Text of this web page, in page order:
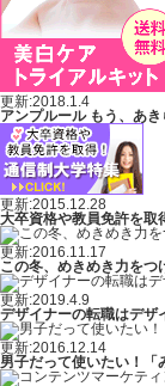
更新:2018.1.4
アンプルール もう、あ
更新:2015.12.28
大卒資格や教員免許を
更新:2016.11.17
この冬、めきめき力をつ
更新:2019.4.9
デザイナーの転職はデザ
更新:2016.12.14
男子だって使いたい！「